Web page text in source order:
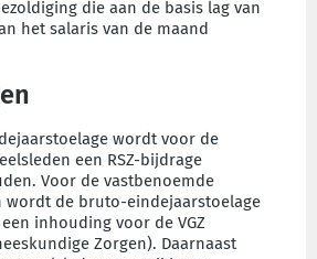
die aan de basis lag van
het salaris van de maand
wordt voor de
een RSZ-bijdrage
Voor de vastbenoemde
wordt de bruto-eindejaarstoelage
inhouding voor de VGZ
Zorgen). Daarnaast